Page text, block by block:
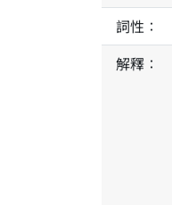
詞性：
解釋：